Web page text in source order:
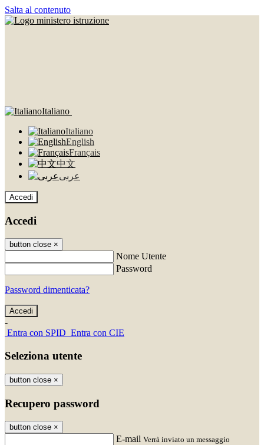
Salta al contenuto
Italiano
Italiano
English
Français
中文
عربى
Accedi
Accedi
button close ×
Nome Utente
Password
Password dimenticata?
-
Entra con SPID Entra con CIE
Seleziona utente
button close ×
Recupero password
button close ×
E-mail Verrà inviato un messaggio